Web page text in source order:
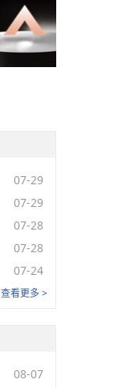
07-29
07-29
07-28
07-28
07-24
查看更多 >
08-07